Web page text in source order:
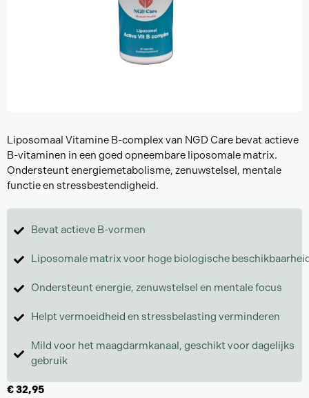
Liposomaal Vitamine B-complex van NGD Care bevat actieve
B-vitaminen in een goed opneembare liposomale matrix.
Ondersteunt energiemetabolisme, zenuwstelsel, mentale
functie en stressbestendigheid.
Bevat actieve B-vormen
Liposomale matrix voor hoge biologische
Ondersteunt energie, zenuwstelsel en mentale focus
Helpt vermoeidheid en stressbelasting verminderen
Mild voor het maagdarmkanaal, geschikt voor dagelijks
gebruik
€32,95